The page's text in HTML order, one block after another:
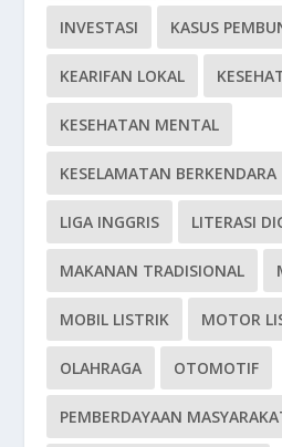
INVESTASI KASUS
KEARIFAN LOKAL
KESEHATAN MENTAL
KESELAMATAN BERKENDARA
LIGA INGGRIS LITERASI
MAKANAN TRADISIONAL
MOBIL LISTRIK MOTOR
OLAHRAGA OTOMOTIF
PEMBERDAYAAN